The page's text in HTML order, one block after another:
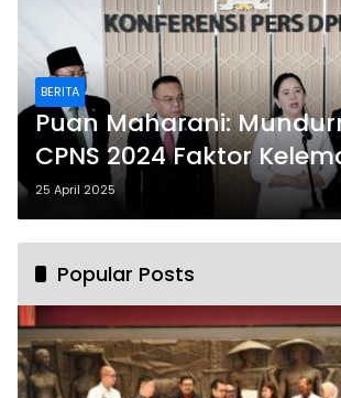
BERITA
Puan Maharani:
CPNS 2024 Faktor
Perencanaan dalam
25 April 2025
Popular Posts